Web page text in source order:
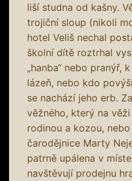
liší studna od kašny.
trojiční sloup (nikoli
hotel Veliš nechal
školní dítě roztrhal
„hanba“ nebo pranýř,
lázeň, nebo kdo
se nachází jeho erb.
věžného, který na
rodinou a kozou,
čarodějnice Marty
patrně upálena v
navštěvují prodejnu